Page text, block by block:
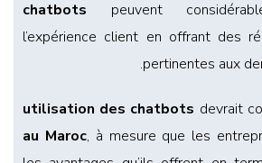
chatbots peuvent
l’expérience client en offrant des
pertinentes aux
utilisation des chatbots devrait
au Maroc, à mesure que les